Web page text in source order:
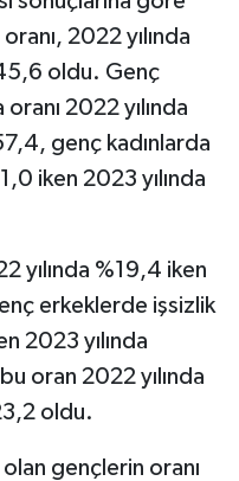
2022 yılında
oldu. Genç
2022 yılında
genç kadınlarda
iken 2023 yılında
yılında %19,4 iken
erkeklerde işsizlik
2023 yılında
oran 2022 yılında
oldu.
gençlerin oranı